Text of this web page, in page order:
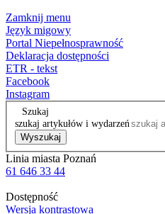
Zamknij menu
Język migowy
Portal Niepełnosprawność
Deklaracja dostępności
ETR - tekst
Facebook
Instagram
Szukaj
szukaj artykułów i wydarzeń
Wyszukaj
Linia miasta Poznań
61 646 33 44
Dostępność
Wersja kontrastowa